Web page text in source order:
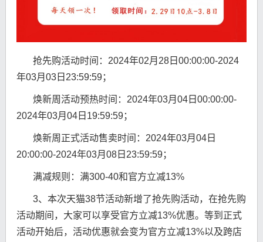
抢先购活动时间：2024年02月28日00:00:00-2024
年03月03日23:59:59；
焕新周活动预热时间：2024年03月04日00:00:00-
2024年03月04日19:59:59；
焕新周正式活动售卖时间：2024年03月04日
20:00:00-2024年03月08日23:59:59；
满减规则：满300-40和官方立减13%
3、本次天猫38节活动新增了抢先购活动，在抢先购
活动期间，大家可以享受官方立减13%优惠。等到正式
活动开始后，活动优惠就会变为官方立减13%以及跨店